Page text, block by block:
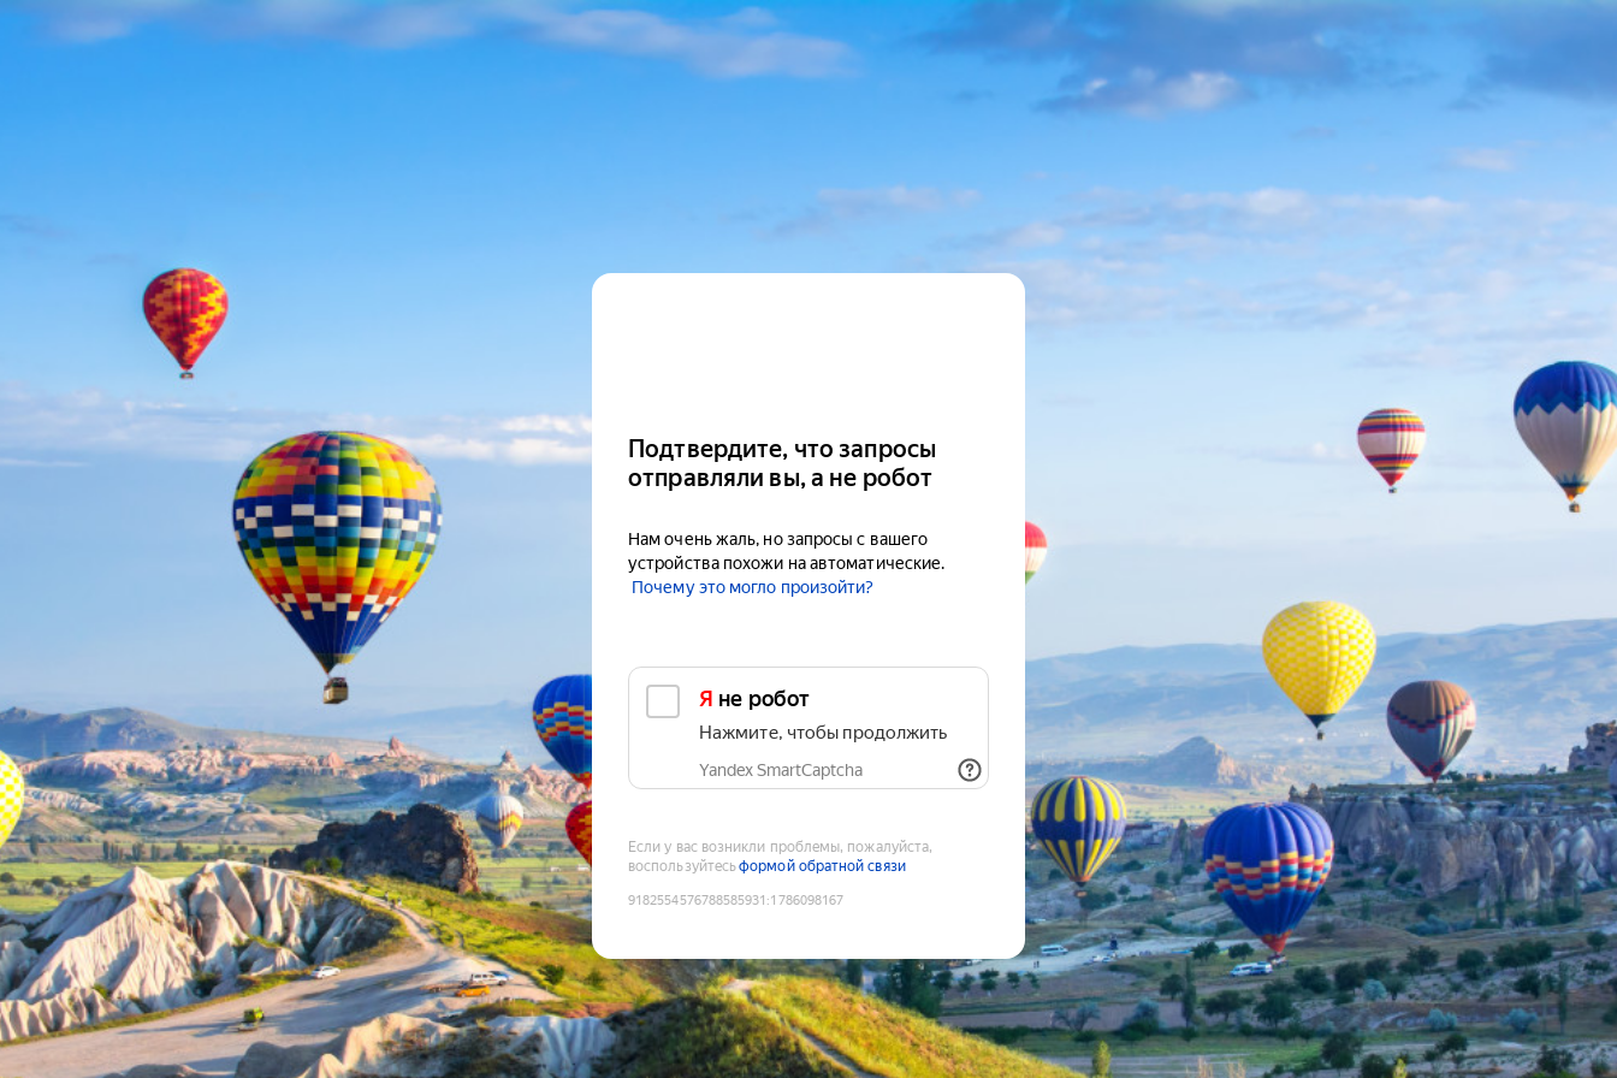
Подтвердите, что запросы
отправляли вы, а не робот
Нам очень жаль, но запросы с вашего
устройства похожи на автоматические.
Почему это могло произойти?
Я не робот
Нажмите, чтобы продолжить
Yandex SmartCaptcha
Если у вас возникли проблемы, пожалуйста,
воспользуйтесьформой обратной связи
9182554576788585931 :1786098167